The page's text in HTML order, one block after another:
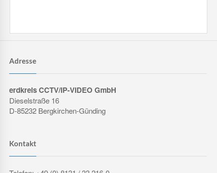
Adresse
erdkreis CCTV/IP-VIDEO GmbH
Dieselstraße 16
D-85232 Bergkirchen-Günding
Kontakt